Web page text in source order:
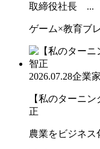
取締役社長 ...
ゲーム×教育ブ
2026.07.28企業
【私のターニ
正
農業をビジネス